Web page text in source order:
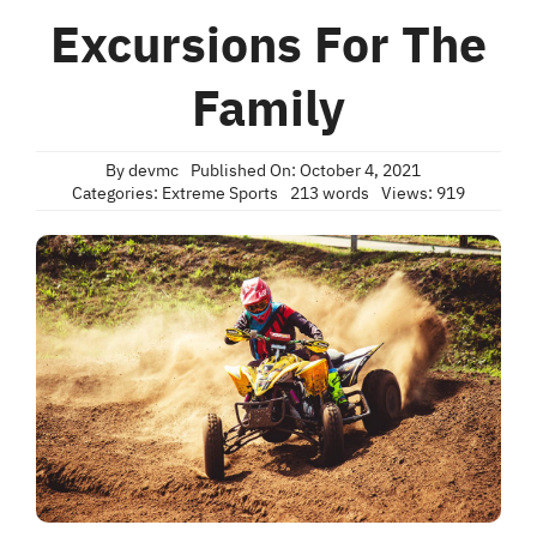
Excursions For The
Family
Bydevmc
Published On: October 4, 2021
Categories: Extreme Sports 213 words Views: 919